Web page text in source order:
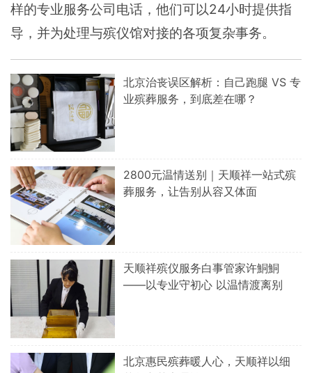
样的专业服务公司电话，他们可以24小时提供指
导，并为处理与殡仪馆对接的各项复杂事务。
北京治丧误区解析：自己跑腿 VS 专
业殡葬服务，到底差在哪？
2800元温情送别｜天顺祥一站式殡
葬服务，让告别从容又体面
天顺祥殡仪服务白事管家许鮦鮦
——以专业守初心 以温情渡离别
北京惠民殡葬暖人心，天顺祥以细